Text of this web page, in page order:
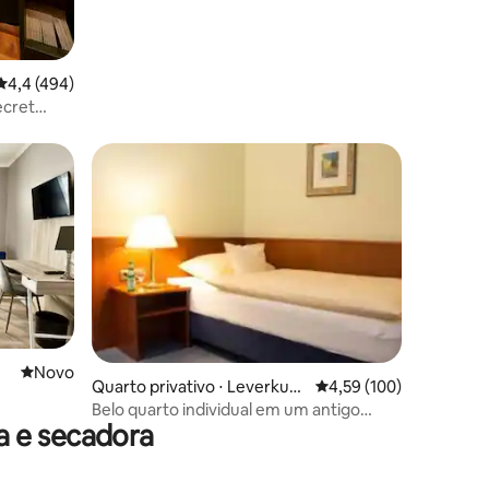
de uma avaliação média de 5, 494 avaliações
4,4 (494)
Novo lugar para ficar
Novo
Quarto privativo ⋅ Leverkuse
n
4,59 de uma avaliação
4,59 (100)
Belo quarto individual em um antigo
hotel
e secadora